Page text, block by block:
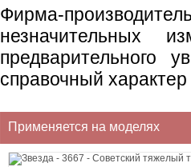
Фирма-
незначительных
предварительного
справочный
Применяется на моделях